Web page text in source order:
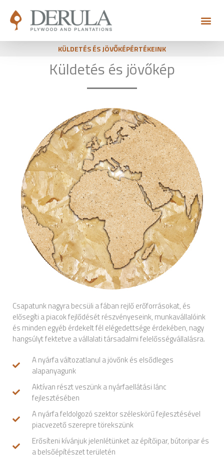
KÜLDETÉS ÉS JÖVŐKÉPÉRTÉKEINK
Küldetés és jövőkép
Csapatunk nagyra becsüli a fában rejlő erőforrásokat, és
elősegíti a piacok fejlődését részvényeseink, munkavállalóink
és minden egyéb érdekelt fél elégedettsége érdekében, nagy
hangsúlyt fektetve a vállalati társadalmi felelősségvállalásra.
A nyárfa változatlanul a jövőnk és elsődleges
alapanyagunk
Aktívan részt veszünk a nyárfaellátási lánc
fejlesztésében
A nyárfa feldolgozó szektor széleskörű fejlesztésével
piacvezető szerepre törekszünk
Erősíteni kívánjuk jelenlétünket az építőipar, bútoripar és
a belsőépítészet területén